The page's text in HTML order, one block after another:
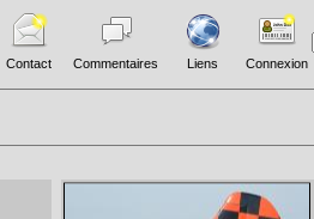
Contact Commentaires Liens Connexion